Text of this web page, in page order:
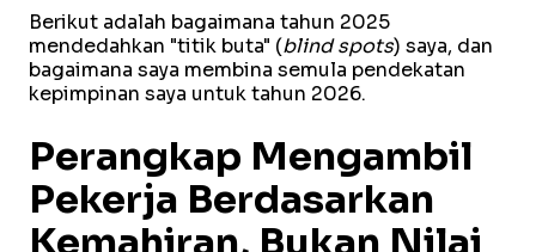
Berikut adalah bagaimana tahun 2025
mendedahkan "titik buta" (blind spots) saya, dan
bagaimana saya membina semula pendekatan
kepimpinan saya untuk tahun 2026.
Perangkap Mengambil
Pekerja Berdasarkan